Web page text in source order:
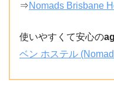
⇒Nomads Brisbane
使いやすくて安心の
ベン ホステル